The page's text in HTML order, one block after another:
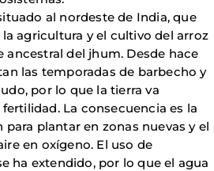
al nordeste de India, que
agricultura y el cultivo del arroz
del jhum. Desde hace
las temporadas de barbecho y
por lo que la tierra va
La consecuencia es la
plantar en zonas nuevas y el
en oxígeno. El uso de
ha extendido, por lo que el agua